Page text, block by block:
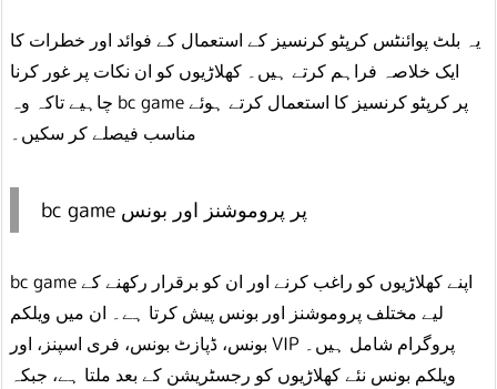
یہ بلٹ پوائنٹس کرپٹو کرنسیز کے استعمال کے فوائد اور خطرات کا
ایک خلاصہ فراہم کرتے ہیں۔ کھلاڑیوں کو ان نکات پر غور کرنا
چاہیے تاکہ وہ bc game پر کرپٹو کرنسیز کا استعمال کرتے ہوئے
مناسب فیصلے کر سکیں۔
bc game پر پروموشنز اور بونس
bc game اپنے کھلاڑیوں کو راغب کرنے اور ان کو برقرار رکھنے کے
لیے مختلف پروموشنز اور بونس پیش کرتا ہے۔ ان میں ویلکم
بونس، ڈپازٹ بونس، فری اسپنز، اور VIP پروگرام شامل ہیں۔
ویلکم بونس نئے کھلاڑیوں کو رجسٹریشن کے بعد ملتا ہے، جبکہ